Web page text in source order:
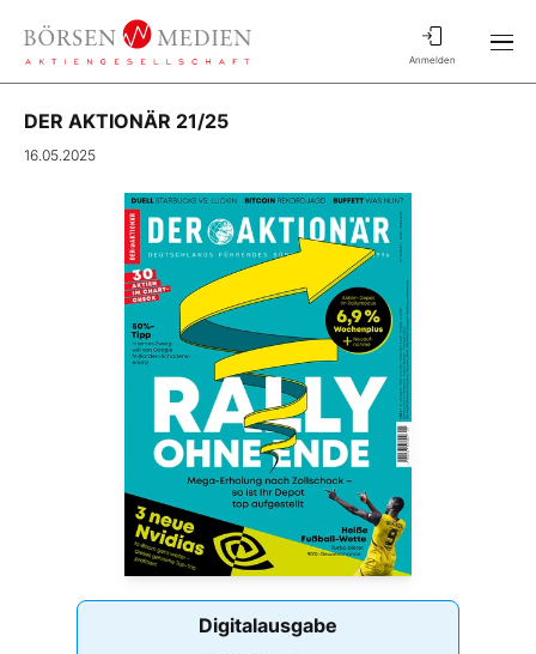
Anmelden
DER AKTIONÄR 21/25
16.05.2025
Digitalausgabe